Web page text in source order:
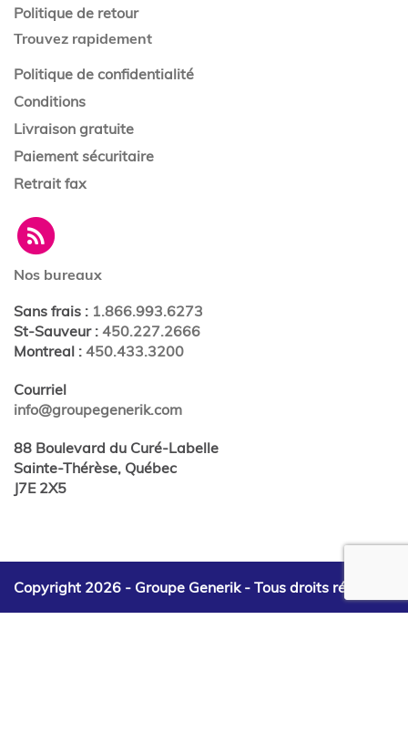
Politique de retour
Trouvez rapidement
Politique de confidentialité
Conditions
Livraison gratuite
Paiement sécuritaire
Retrait fax
Nos bureaux
Sans frais : 1.866.993.6273
St-Sauveur: 450.227.2666
Montreal : 450.433.3200
Courriel
info@groupegenerik.com
88 Boulevard du Curé-Labelle
Sainte-Thérèse, Québec
J7E 2X5
Copyright 2026 - Groupe Generik - Tous droits réservés